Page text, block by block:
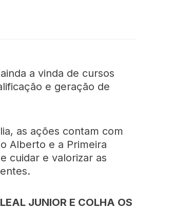
a vinda de cursos
e geração de
as ações contam com
Alberto e a Primeira
cuidar e valorizar as
JUNIOR E COLHA OS